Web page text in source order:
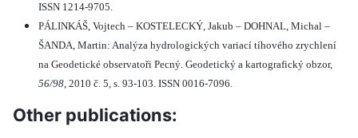
ISSN 1214-9705.
PÁLINKÁŠ, Vojtech – KOSTELECKÝ, Jakub – DOHNAL, Michal –
ŠANDA, Martin: Analýza hydrologických variací tíhového zrychlení
na Geodetické observatoři Pecný. Geodetický a kartografický obzor,
56/98, 2010 č. 5, s. 93-103. ISSN 0016-7096.
Other publications: